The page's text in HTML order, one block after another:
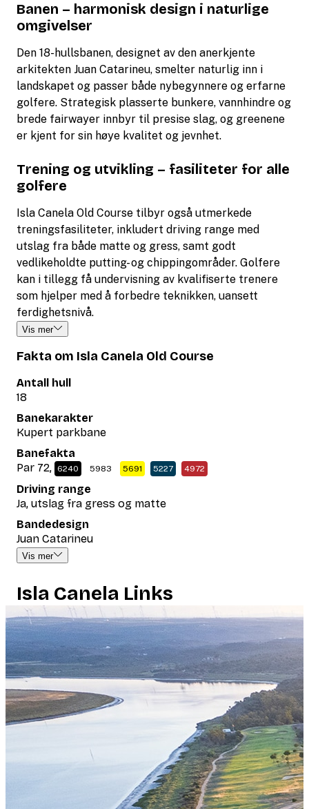
Banen – harmonisk design i naturlige
omgivelser
Den 18-hullsbanen, designet av den anerkjente
arkitekten Juan Catarineu, smelter naturlig inn i
landskapet og passer både nybegynnere og erfarne
golfere. Strategisk plasserte bunkere, vannhindre og
brede fairwayer innbyr til presise slag, og greenene
er kjent for sin høye kvalitet og jevnhet.
Trening og utvikling – fasiliteter for alle
golfere
Isla Canela Old Course tilbyr også utmerkede
treningsfasiliteter, inkludert driving range med
utslag fra både matte og gress, samt godt
vedlikeholdte putting- og chippingområder. Golfere
kan i tillegg få undervisning av kvalifiserte trenere
som hjelper med å forbedre teknikken, uansett
ferdighetsnivå.
Vis mer
Fakta om Isla Canela Old Course
Antall hull
18
Banekarakter
Kupert parkbane
Banefakta
Par 72, 6240 5983 5691 5227 4972
Driving range
Ja, utslag fra gress og matte
Bandedesign
Juan Catarineu
Vis mer
Isla Canela Links